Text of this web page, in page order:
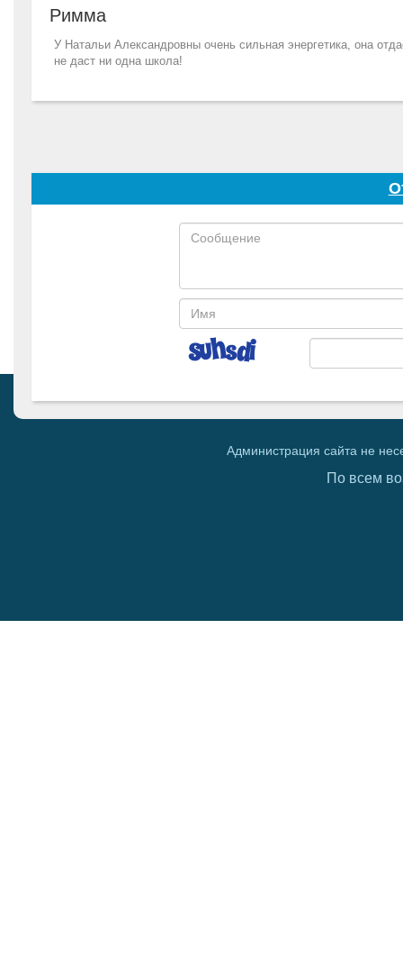
Римма
У Натальи Александровны очень сильная энергетика, она
не даст ни одна школа!
Администрация сайта не
По всем